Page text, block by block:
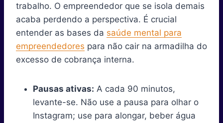
trabalho. O empreendedor que se isola demais
acaba perdendo a perspectiva. É crucial
entender as bases da saúde mental para
empreendedores para não cair na armadilha do
excesso de cobrança interna.
Pausas ativas: A cada 90 minutos,
levante-se. Não use a pausa para olhar o
Instagram; use para alongar, beber água